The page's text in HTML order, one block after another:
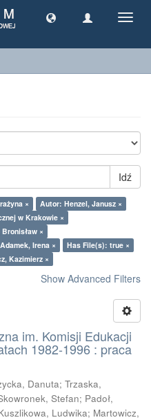
Idź
×
Autor: Henzel, Janusz ×
w Krakowie ×
×
Irena ×
Has File(s): true ×
Kazimierz ×
Show Advanced Filters
im. Komisji Edukacji
1982-1996 : praca
Danuta; Trzaska,
Stefan; Padoł,
Ludwika; Martowicz,